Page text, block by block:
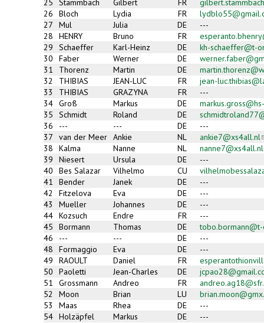
25 Stammbach Gilbert FR
26
Bloch Lydia FR
27
Mul Julia DE
---
28
HENRY Bruno FR
29
Schaeffer Karl-Heinz DE
kh-schaeffer@t-
30
Faber Werner DE
31
Thorenz Martin DE
32
THIBIAS JEAN-LUC FR
jean-
33
THIBIAS GRAZYNA FR
---
34 Groß Markus DE
35
Schmidt Roland DE
36
--- --- DE
---
37
van der Meer Ankie NL ankie7@xs4all.nl
38 Kalma Nanne NL nanne7@xs4all.nl
39 Niesert Ursula DE
---
40
Bes Salazar Vilhelmo CU
41
Bender Janek DE
---
42
Fitzelova Eva DE
---
43
Mueller Johannes DE
---
44 Kozsuch Endre FR
---
45
Bormann Thomas DE
46
--- --- DE
---
48
Formaggio Eva DE
---
49
RAOULT Daniel FR
50
Paoletti Jean-Charles DE
51
Grossmann Andreo FR
52
Moon Brian LU
53
Maas Rhea DE
---
54 Holzäpfel Markus DE ---